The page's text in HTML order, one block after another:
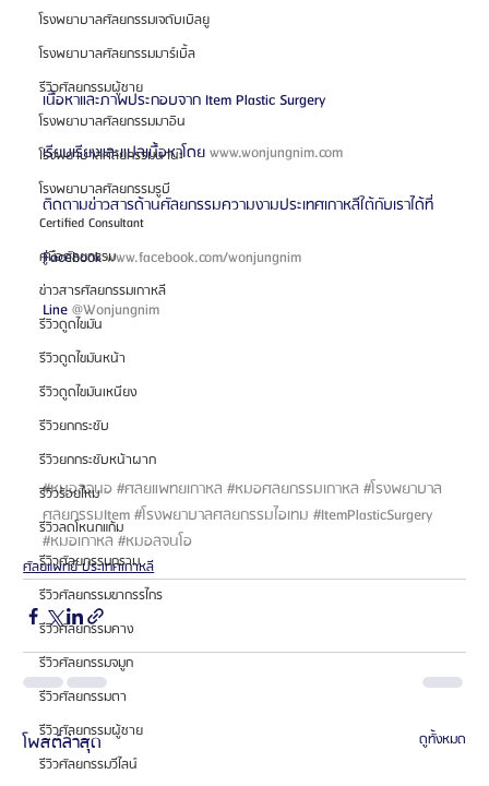
โรงพยาบาลศัลยกรรมเจดับเบิลยู
โรงพยาบาลศัลยกรรมมาร์เบิ้ล
รีวิวศัลยกรรมผู้ชาย
โรงพยาบาลศัลยกรรมมาอิน
โรงพยาบาลศัลยกรรมนานะ
โรงพยาบาลศัลยกรรมรูบี
Certified Consultant
คู่มือศัลยกรรม
ข่าวสารศัลยกรรมเกาหลี
รีวิวดูดไขมัน
รีวิวดูดไขมันหน้า
รีวิวดูดไขมันเหนียง
รีวิวยกกระชับ
รีวิวยกกระชับหน้าผาก
รีวิวร้อยไหม
รีวิวลดโหนกแก้ม
รีวิวศัลยกรรมกราม
รีวิวศัลยกรรมขากรรไกร
รีวิวศัลยกรรมคาง
รีวิวศัลยกรรมจมูก
รีวิวศัลยกรรมตา
รีวิวศัลยกรรมผู้ชาย
รีวิวศัลยกรรมวีไลน์
เนื้อหาและภาพประกอบจาก Item Plastic Surgery
เรียบเรียงและแปลเนื้อหาโดย www.wonjungnim.com
ติดตามข่าวสารด้านศัลยกรรมความงามประเทศเกาหลีใต้กับเราได้ที่
Facebook www.facebook.com/wonjungnim
Line @Wonjungnim
#หมอลจนอ#ศลยแพทยเกาหล #หมอศลยกรรมเกาหล #โรงพยาบาล
ศลยกรรมItem#โรงพยาบาลศลยกรรมไอเทม #ItemPlasticSurgery
#หมอเกาหล #หมอลจนโอ
ศัลยแพทย์ ประเทศเกาหลี
โพสต์ล่าสุด ดูทั้งหมด